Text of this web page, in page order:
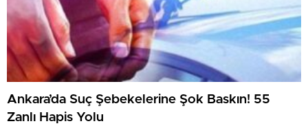
Ankara’da Suç Şebekelerine Şok Baskın! 55
Zanlı Hapis Yolu